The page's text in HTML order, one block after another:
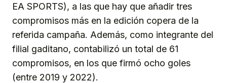
EA SPORTS), a las que hay que añadir tres
compromisos más en la edición copera de la
referida campaña. Además, como integrante del
filial gaditano, contabilizó un total de 61
compromisos, en los que firmó ocho goles
(entre 2019 y 2022).